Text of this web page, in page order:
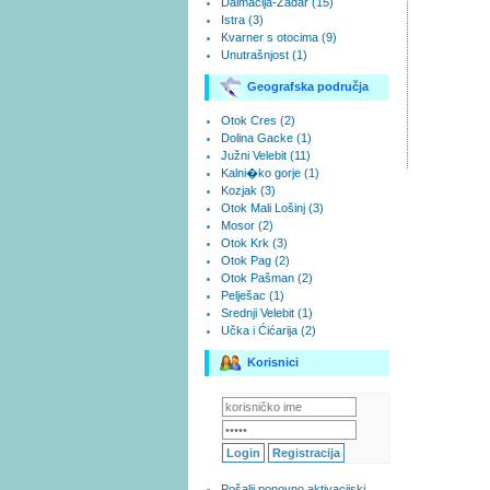
Istra (3)
Kvarner s otocima (9)
Unutrašnjost (1)
Geografska područja
Otok Cres (2)
Dolina Gacke (1)
Južni Velebit (11)
Kalni�ko gorje (1)
Kozjak (3)
Otok Mali Lošinj (3)
Mosor (2)
Otok Krk (3)
Otok Pag (2)
Otok Pašman (2)
Pelješac (1)
Srednji Velebit (1)
Učka i Ćićarija (2)
Korisnici